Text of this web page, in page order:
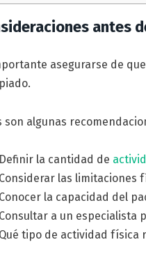
antes
asegurarse de
son algunas
Definir la cantidad de
Considerar las limitaciones
Conocer la capacidad del
Consultar a un especialista
Qué tipo de actividad física